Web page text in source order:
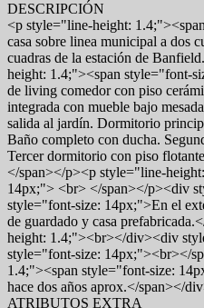
DESCRIPCIÓN
<p style="line-height:
casa sobre linea municipal a dos
cuadras de la estación de
height: 1.4;"><span style="font-
de living comedor con piso
integrada con mueble bajo
salida al jardín. Dormitorio
Baño completo con ducha.
Tercer dormitorio con piso
</span></p><p style="line-
14px;"> <br> </span></p><div
style="font-size: 14px;">En el
de guardado y casa
height: 1.4;"><br></div><div
style="font-size: 14px;"><br></
1.4;"><span style="font-size:
hace dos años aprox.</span></
ATRIBUTOS EXTRA